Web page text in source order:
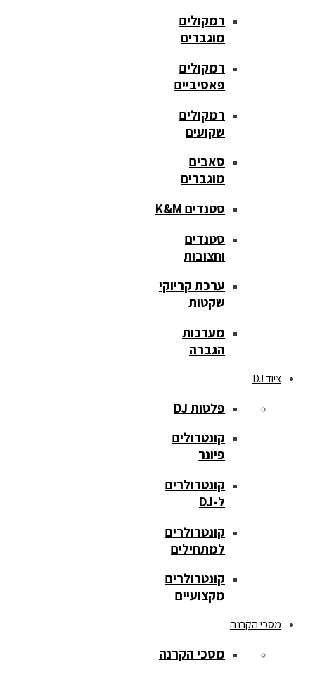
רמקולים
מוגברים
רמקולים
פאסיביים
רמקולים
שקועים
סאבים
מוגברים
סטנדים K&M
סטנדים
וחצובות
ערכת קריוקי
שקטות
מערכות
הגברה
ציוד DJ
פלטות DJ
קונטרולים
פיונר
קונטרולרים
ל-DJ
קונטרולרים
למתחילים
קונטרולרים
מקצועיים
מסכי הקרנה
מסכי הקרנה